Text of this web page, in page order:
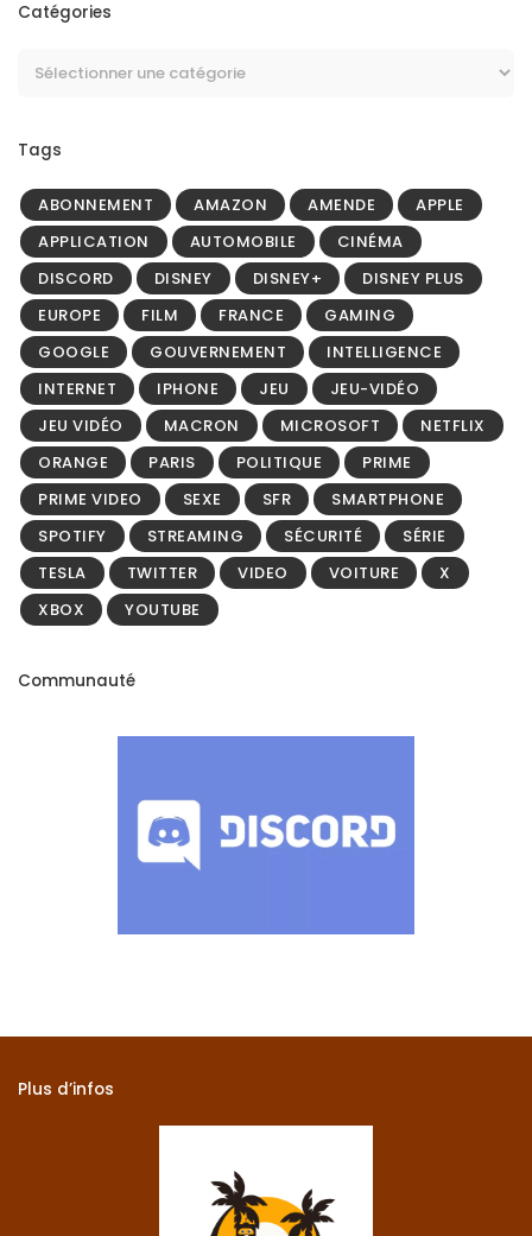
Catégories
Tags
ABONNEMENT AMAZON AMENDE
APPLE
APPLICATION
AUTOMOBILE
CINÉMA
DISCORD
DISNEY DISNEY+
DISNEY PLUS
EUROPE
FILM FRANCE
GAMING
GOOGLE
GOUVERNEMENT
INTELLIGENCE
INTERNET
IPHONE JEU
JEU-VIDÉO
JEU VIDÉO
MACRON MICROSOFT
NETFLIX
ORANGE
PARIS POLITIQUE
PRIME
PRIME VIDEO
SEXE SFR
SMARTPHONE
SPOTIFY
STREAMING SÉCURITÉ
SÉRIE
TESLA
TWITTER VIDEO VOITURE
X
XBOX
YOUTUBE
Communauté
Plus d’infos